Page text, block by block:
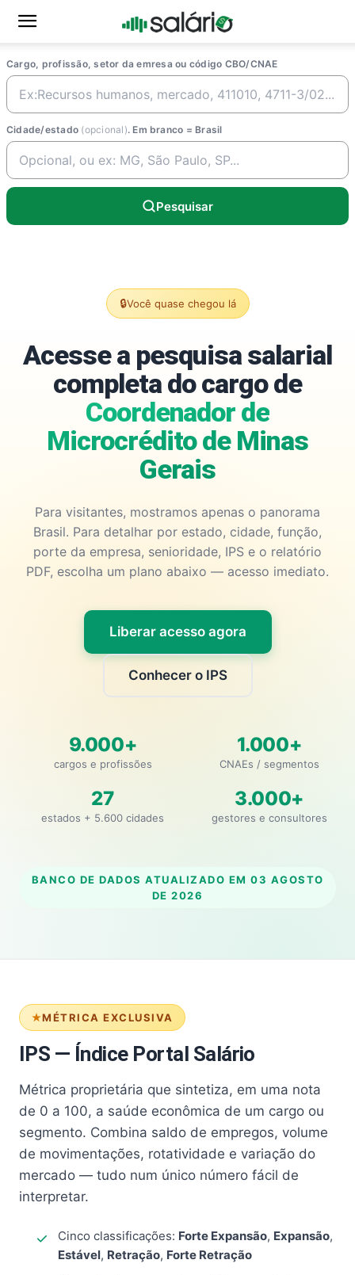
Cargo, profissão, setor da emresa ou código CBO/CNAE
Cidade/estado (opcional). Em branco = Brasil
Pesquisar
🔒Você quase chegou lá
Acesse a pesquisa salarial
completa do cargo de
Coordenador de
Microcrédito de Minas
Gerais
Para visitantes, mostramos apenas o panorama
Brasil. Para detalhar por estado, cidade, função,
porte da empresa, senioridade, IPS e o relatório
PDF, escolha um plano abaixo — acesso imediato.
Liberar acesso agora
Conhecer o IPS
9.000+
cargos e profissões
1.000+
CNAEs / segmentos
27
estados + 5.600 cidades
3.000+
gestores e consultores
BANCO DE DADOS ATUALIZADO EM 03 AGOSTO
DE 2026
MÉTRICA EXCLUSIVA
IPS — Índice Portal Salário
Métrica proprietária que sintetiza, em uma nota
de 0 a 100, a saúde econômica de um cargo ou
segmento. Combina saldo de empregos, volume
de movimentações, rotatividade e variação do
mercado — tudo num único número fácil de
interpretar.
Cinco classificações: Forte Expansão, Expansão,
Estável, Retração, Forte Retração